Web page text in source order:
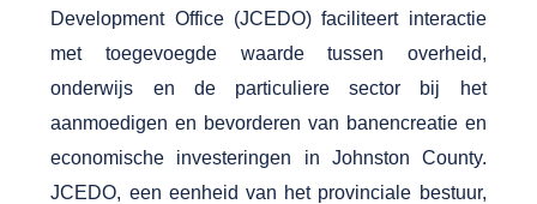
Development Office (JCEDO) faciliteert interactie
met toegevoegde waarde tussen overheid,
onderwijs en de particuliere sector bij het
aanmoedigen en bevorderen van banencreatie en
economische investeringen in Johnston County.
JCEDO, een eenheid van het provinciale bestuur,